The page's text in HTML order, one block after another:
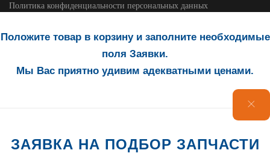
Политика конфиденциальности персональных данных
Положите товар в корзину и заполните необходимые
поля Заявки.
Мы Вас приятно удивим адекватными ценами.
ЗАЯВКА НА ПОДБОР ЗАПЧАСТИ